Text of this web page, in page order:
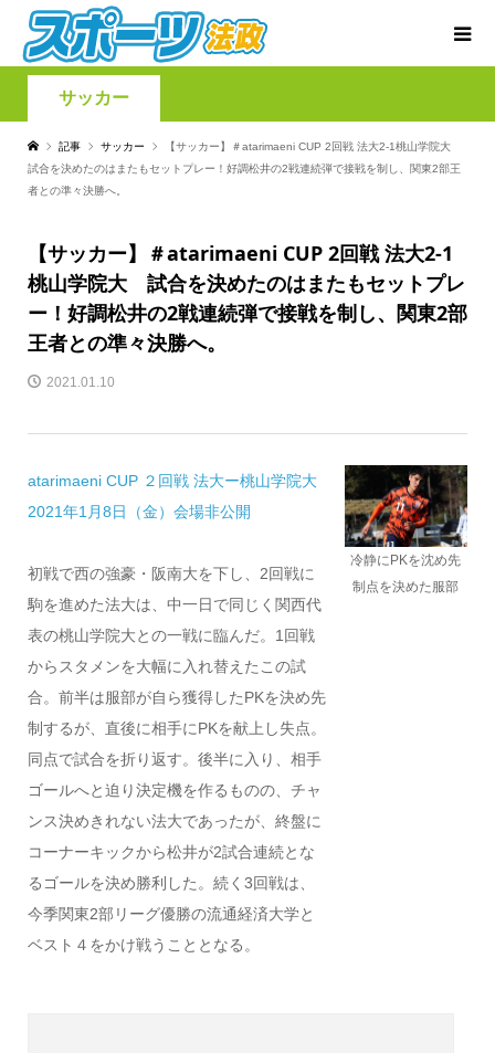
サッカー
記事 サッカー
【サッカー】＃atarimaeni CUP 2回戦 法大2-1桃山学院大
試合を決めたのはまたもセットプレー！好調松井の2戦連続弾で接戦を制し、関東2部王
者との準々決勝へ。
【サッカー】＃atarimaeni CUP 2回戦 法大2-1
桃山学院大 試合を決めたのはまたもセットプレ
ー！好調松井の2戦連続弾で接戦を制し、関東2部
王者との準々決勝へ。
2021.01.10
atarimaeni CUP ２回戦 法大ー桃山学院大
2021年1月8日（金）会場非公開
初戦で西の強豪・阪南大を下し、2回戦に
駒を進めた法大は、中一日で同じく関西代
表の桃山学院大との一戦に臨んだ。1回戦
からスタメンを大幅に入れ替えたこの試
合。前半は服部が自ら獲得したPKを決め先
制するが、直後に相手にPKを献上し失点。
同点で試合を折り返す。後半に入り、相手
ゴールへと迫り決定機を作るものの、チャ
ンス決めきれない法大であったが、終盤に
コーナーキックから松井が2試合連続とな
るゴールを決め勝利した。続く3回戦は、
今季関東2部リーグ優勝の流通経済大学と
ベスト４をかけ戦うこととなる。
冷静にPKを沈め先
制点を決めた服部